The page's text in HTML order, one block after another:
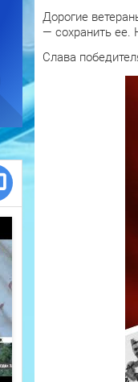
Дорогие
— сохранить ее.
Слава